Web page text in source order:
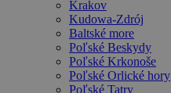
Krakov
Kudowa-Zdrój
Baltské more
Poľské Beskydy
Poľské Krkonoše
Poľské Orlické hory
Poľské Tatry